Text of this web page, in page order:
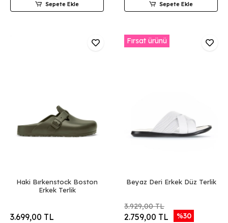
Sepete Ekle Sepete Ekle
Haki Bırkenstock Boston
Erkek Terlik
3.699,00 TL
Fırsat ürünü
Beyaz Deri Erkek Düz Terlik
3.929,00 TL
2.759,00 TL %30